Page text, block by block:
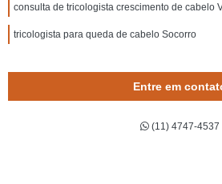
consulta de tricologista crescimento de cabelo
tricologista para queda de cabelo Socorro
Entre em
(11) 4747-4537